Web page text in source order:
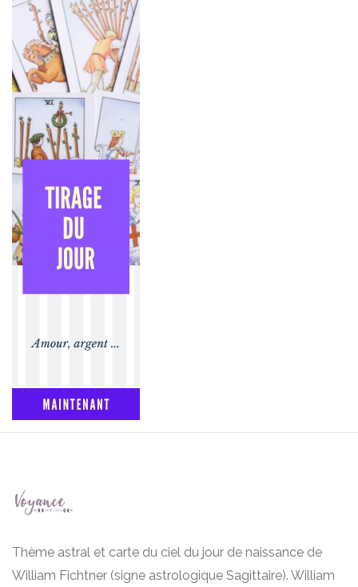
Thème astral et carte du ciel du jour de naissance de
William Fichtner (signe astrologique Sagittaire). William